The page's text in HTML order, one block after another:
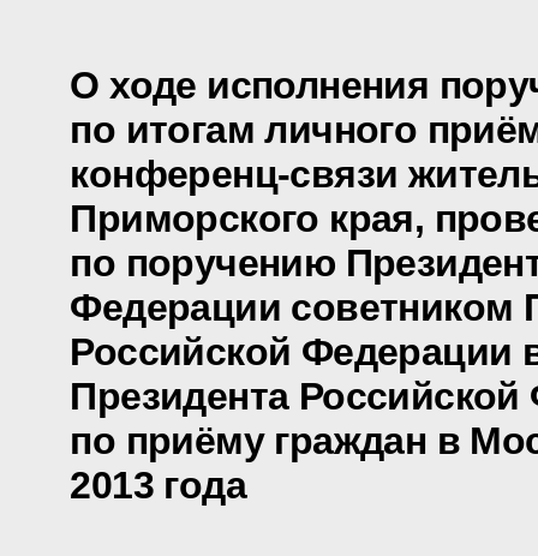
О ходе исполнения
по итогам личного
конференц-связи
Приморского края,
по поручению
Федерации советником
Российской Федерации
Президента
по приёму граждан в
2013 года